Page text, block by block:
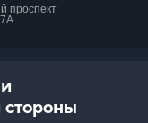
проспект
стороны